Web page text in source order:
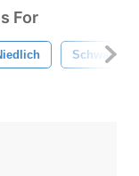
For
Schwarz